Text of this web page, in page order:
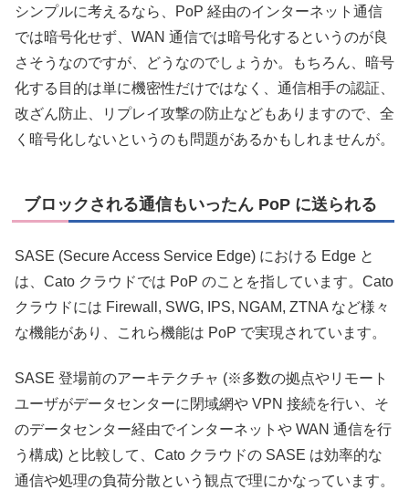
シンプルに考えるなら、PoP 経由のインターネット通信
では暗号化せず、WAN 通信では暗号化するというのが良
さそうなのですが、どうなのでしょうか。もちろん、暗号
化する目的は単に機密性だけではなく、通信相手の認証、
改ざん防止、リプレイ攻撃の防止などもありますので、全
く暗号化しないというのも問題があるかもしれませんが。
ブロックされる通信もいったん PoP に送られる
SASE (Secure Access Service Edge) における Edge と
は、Cato クラウドでは PoP のことを指しています。Cato
クラウドには Firewall, SWG, IPS, NGAM, ZTNA など様々
な機能があり、これら機能は PoP で実現されています。
SASE 登場前のアーキテクチャ (※多数の拠点やリモート
ユーザがデータセンターに閉域網や VPN 接続を行い、そ
のデータセンター経由でインターネットや WAN 通信を行
う構成) と比較して、Cato クラウドの SASE は効率的な
通信や処理の負荷分散という観点で理にかなっています。